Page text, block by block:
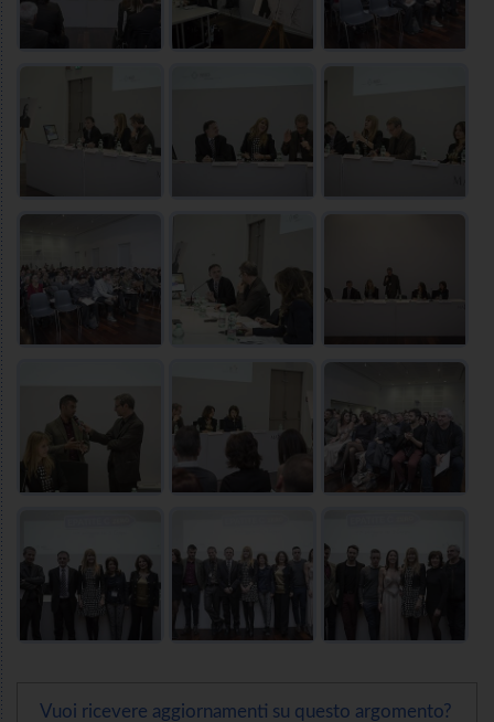
Vuoi ricevere aggiornamenti su questo argomento?